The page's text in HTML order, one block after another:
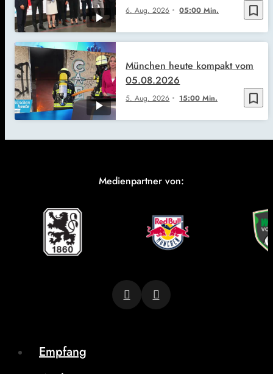
bookmark_border
6. Aug. 2026 05:00 Min.
bookmark_border
5. Aug. 2026 15:00 Min.
München heute kompakt vom
05.08.2026
Medienpartner von:
Empfang